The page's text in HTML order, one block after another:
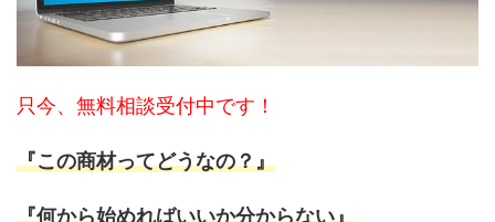
只今、無料相談受付中です！
『この商材ってどうなの？』
『何から始めればいいか分からない』